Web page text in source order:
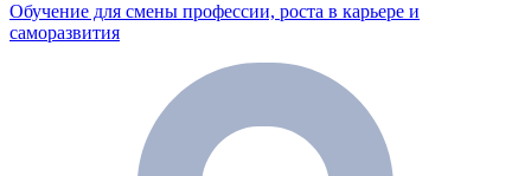
Обучение для смены профессии, роста в карьере и
саморазвития